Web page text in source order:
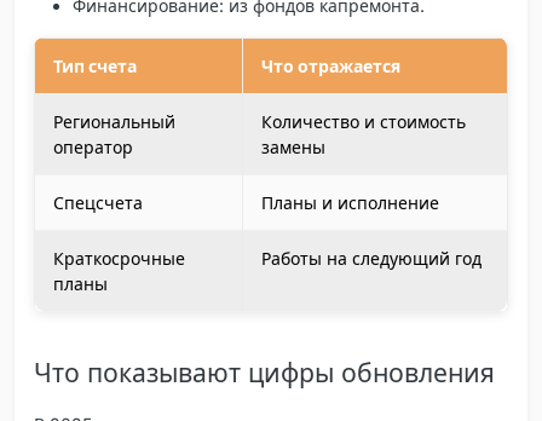
Финансирование: из фондов капремонта.
Тип счета Что отражается
Региональный
оператор
Количество и стоимость
замены
Спецсчета Планы и исполнение
Краткосрочные
планы
Работы на следующий год
Что показывают цифры обновления